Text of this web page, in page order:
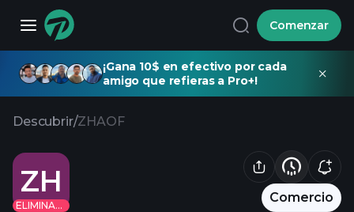
Comenzar
¡Gana 10$ en efectivo por cada
amigo que refieras a Pro+!
Descubrir/ZHAOF
ZH
ELIMINADO
Comercio